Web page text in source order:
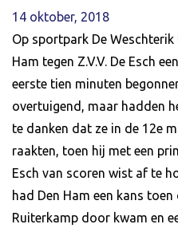
14 oktober, 2018
Op sportpark De Weschterik
Ham tegen Z.V.V. De Esch
eerste tien minuten
overtuigend, maar hadden
te danken dat ze in de 12e
raakten, toen hij met een
Esch van scoren wist af te
had Den Ham een kans
Ruiterkamp door kwam en